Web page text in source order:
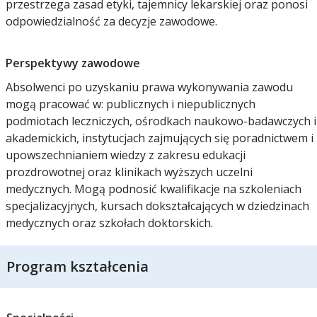
przestrzega zasad etyki, tajemnicy lekarskiej oraz ponosi
odpowiedzialność za decyzje zawodowe.
Perspektywy zawodowe
Absolwenci po uzyskaniu prawa wykonywania zawodu
mogą pracować w: publicznych i niepublicznych
podmiotach leczniczych, ośrodkach naukowo-badawczych i
akademickich, instytucjach zajmujących się poradnictwem i
upowszechnianiem wiedzy z zakresu edukacji
prozdrowotnej oraz klinikach wyższych uczelni
medycznych. Mogą podnosić kwalifikacje na szkoleniach
specjalizacyjnych, kursach dokształcających w dziedzinach
medycznych oraz szkołach doktorskich.
Program kształcenia